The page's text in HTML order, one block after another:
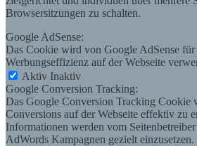
Browsersitzungen zu schalten.
Google AdSense:
Das Cookie wird von Google AdSense
Werbungseffizienz auf der Webseite
Aktiv Inaktiv
Google Conversion Tracking:
Das Google Conversion Tracking Cookie
Conversions auf der Webseite effektiv zu
Informationen werden vom
AdWords Kampagnen gezielt einzusetzen.